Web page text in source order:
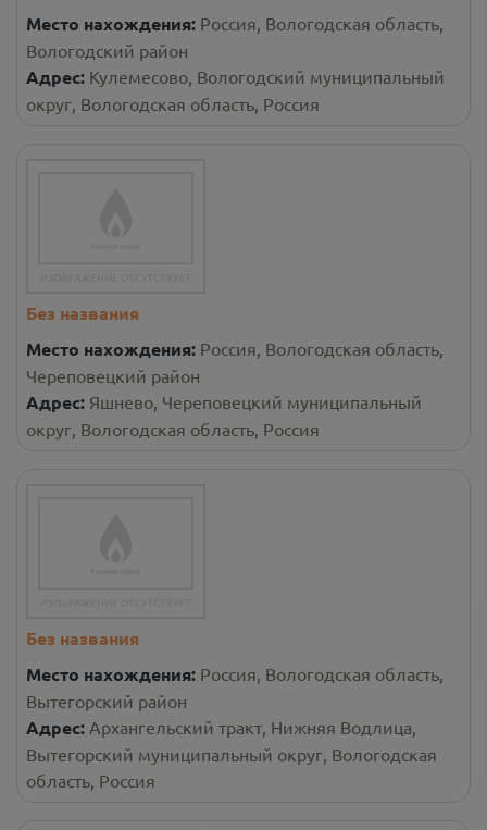
Место нахождения: Россия, Вологодская область,
Вологодский район
Адрес: Кулемесово, Вологодский муниципальный
округ, Вологодская область, Россия
Без названия
Место нахождения: Россия, Вологодская область,
Череповецкий район
Адрес: Яшнево, Череповецкий муниципальный
округ, Вологодская область, Россия
Без названия
Место нахождения: Россия, Вологодская область,
Вытегорский район
Адрес: Архангельский тракт, Нижняя Водлица,
Вытегорский муниципальный округ, Вологодская
область, Россия